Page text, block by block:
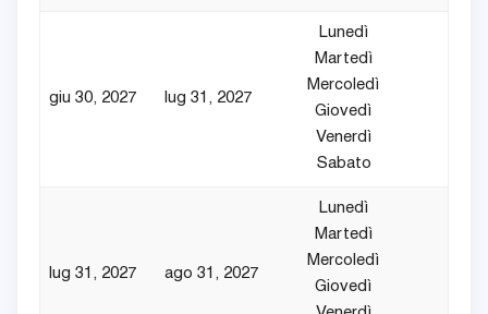
giu 30, 2027 lug 31, 2027
Lunedì
Martedì
Mercoledì
Giovedì
Venerdì
Sabato
lug 31, 2027 ago 31, 2027
Lunedì
Martedì
Mercoledì
Giovedì